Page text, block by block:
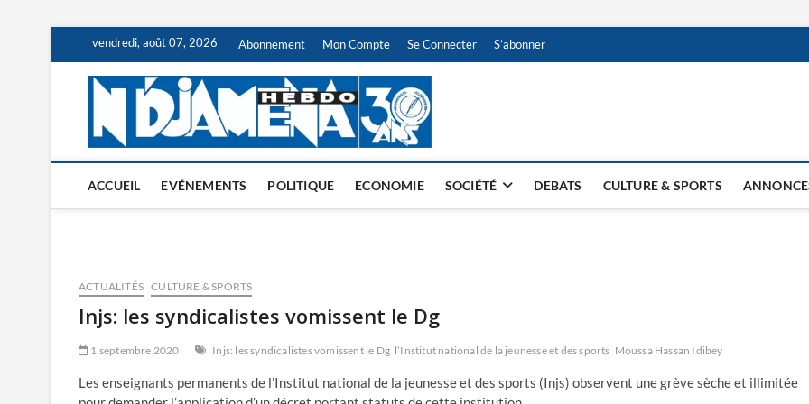
content
vendredi, août 07, 2026 Abonnement Mon Compte Se Connecter S’abonner
NDJAMENA HEBDO
ACCUEIL EVÉNEMENTS POLITIQUE ECONOMIE SOCIÉTÉ DEBATS CULTURE & SPORTS
ACTUALITÉS CULTURE & SPORTS
Injs: les syndicalistes vomissent le Dg
1 septembre 2020 Injs: les syndicalistes vomissent le Dg l’Institut national de la jeunesse et des sports Moussa Hassan Idibey
Les enseignants permanents de l’Institut national de la jeunesse et des sports (Injs) observent une grève sèche et illimitée